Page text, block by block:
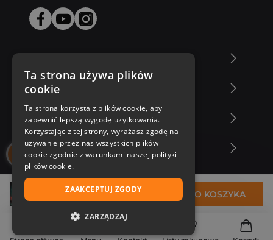
34,50 zł DO KOSZYKA
Zakupy u nas
Nasza oferta
Nasi autorzy
Ta strona używa plików
cookie
Ta strona korzysta z plików cookie, aby
zapewnić lepszą wygodę użytkowania.
Korzystając z tej strony, wyrażasz zgodę na
używanie przez nas wszystkich plików
cookie zgodnie z warunkami naszej polityki
plików cookie.
ZAAKCEPTUJ ZGODY
ZARZĄDZAJ